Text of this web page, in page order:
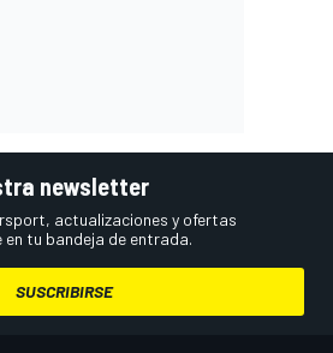
newsletter
actualizaciones y ofertas
tu bandeja de entrada.
SUSCRIBIRSE